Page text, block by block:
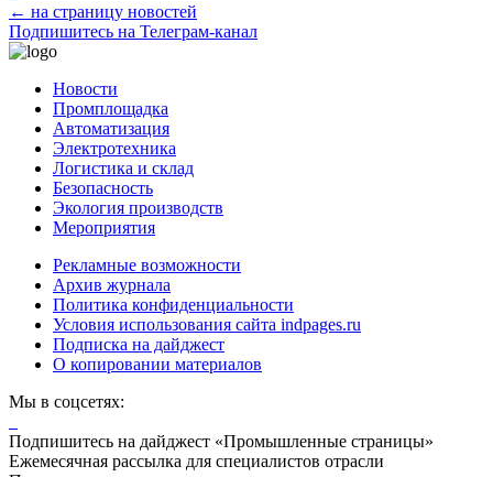
← на страницу новостей
Подпишитесь на Телеграм-канал
Новости
Промплощадка
Автоматизация
Электротехника
Логистика и склад
Безопасность
Экология производств
Мероприятия
Рекламные возможности
Архив журнала
Политика конфиденциальности
Условия использования сайта indpages.ru
Подписка на дайджест
О копировании материалов
Мы в соцсетях:
Подпишитесь на дайджест «Промышленные страницы»
Ежемесячная рассылка для специалистов отрасли